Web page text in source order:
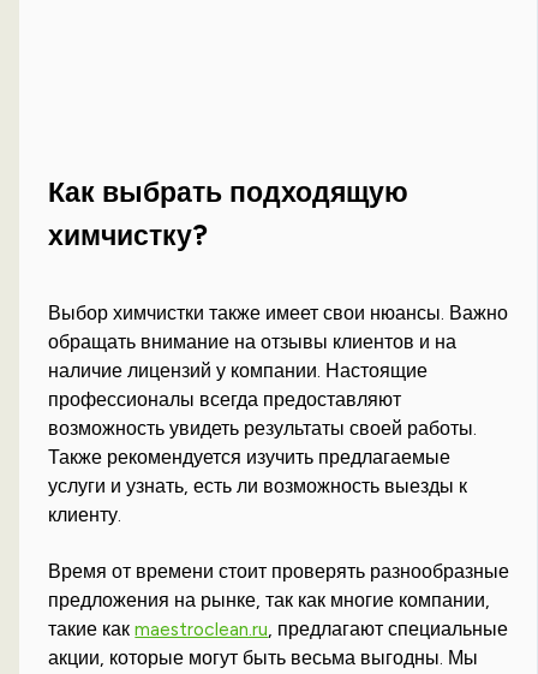
Как выбрать подходящую
химчистку?
Выбор химчистки также имеет свои нюансы. Важно
обращать внимание на отзывы клиентов и на
наличие лицензий у компании. Настоящие
профессионалы всегда предоставляют
возможность увидеть результаты своей работы.
Также рекомендуется изучить предлагаемые
услуги и узнать, есть ли возможность выезды к
клиенту.
Время от времени стоит проверять разнообразные
предложения на рынке, так как многие компании,
такие какmaestroclean.ru, предлагают специальные
акции, которые могут быть весьма выгодны. Мы